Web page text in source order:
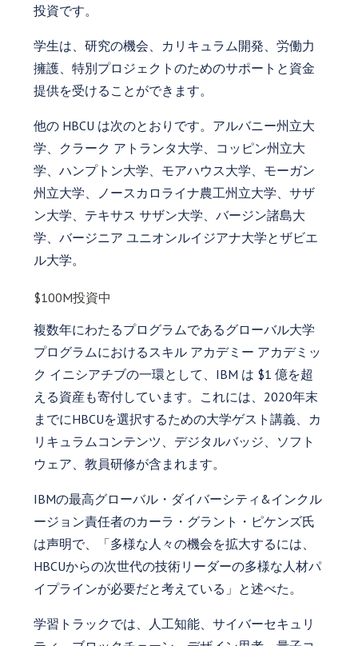
投資です。
学生は、研究の機会、カリキュラム開発、労働力
擁護、特別プロジェクトのためのサポートと資金
提供を受けることができます。
他の HBCU は次のとおりです。アルバニー州立大
学、クラーク アトランタ大学、コッピン州立大
学、ハンプトン大学、モアハウス大学、モーガン
州立大学、ノースカロライナ農工州立大学、サザ
ン大学、テキサス サザン大学、バージン諸島大
学、バージニア ユニオンルイジアナ大学とザビエ
ル大学。
$100M投資中
複数年にわたるプログラムであるグローバル大学
プログラムにおけるスキル アカデミー アカデミッ
ク イニシアチブの一環として、IBM は $1 億を超
える資産も寄付しています。これには、2020年末
までにHBCUを選択するための大学ゲスト講義、カ
リキュラムコンテンツ、デジタルバッジ、ソフト
ウェア、教員研修が含まれます。
IBMの最高グローバル・ダイバーシティ&インクル
ージョン責任者のカーラ・グラント・ピケンズ氏
は声明で、「多様な人々の機会を拡大するには、
HBCUからの次世代の技術リーダーの多様な人材パ
イプラインが必要だと考えている」と述べた。
学習トラックでは、人工知能、サイバーセキュリ